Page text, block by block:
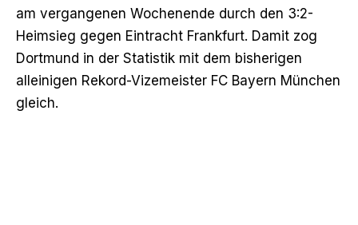
am vergangenen Wochenende durch den 3:2-
Heimsieg gegen Eintracht Frankfurt. Damit zog
Dortmund in der Statistik mit dem bisherigen
alleinigen Rekord-Vizemeister FC Bayern München
gleich.